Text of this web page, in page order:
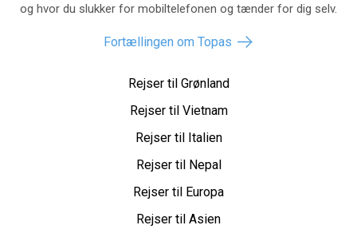
og hvor du slukker for mobiltelefonen og tænder for dig selv.
Fortællingen om Topas
Rejser til Grønland
Rejser til Vietnam
Rejser til Italien
Rejser til Nepal
Rejser til Europa
Rejser til Asien